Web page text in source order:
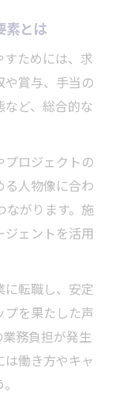
素とは
ためには、求
賞与、手当の
ど、総合的な
ロジェクトの
人物像に合わ
ながります。施
ェントを活用
転職し、安定
プを果たした声
務負担が発生
働き方やキャ